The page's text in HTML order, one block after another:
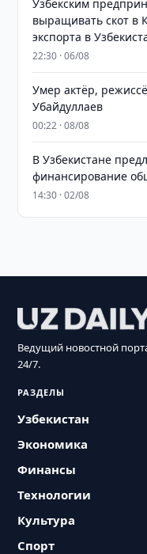
Узбекским
выращивать скот в
экспорта в
22:30 · 06/08
Умер актёр,
Убайдуллаев
00:22 · 08/08
В Узбекистане
финансирование
14:30 · 02/08
Ведущий новостной
24/7.
РАЗДЕЛЫ
Узбекистан
Экономика
Финансы
Технологии
Культура
Спорт